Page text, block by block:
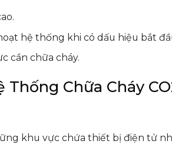
hệ thống khi có dấu hiệu bắt
cần chữa cháy.
Chữa Cháy
khu vực chứa thiết bị điện tử